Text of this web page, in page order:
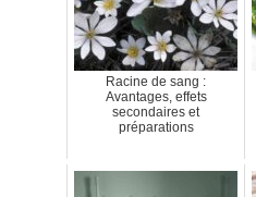
Racine de sang :
Avantages, effets
secondaires et
préparations